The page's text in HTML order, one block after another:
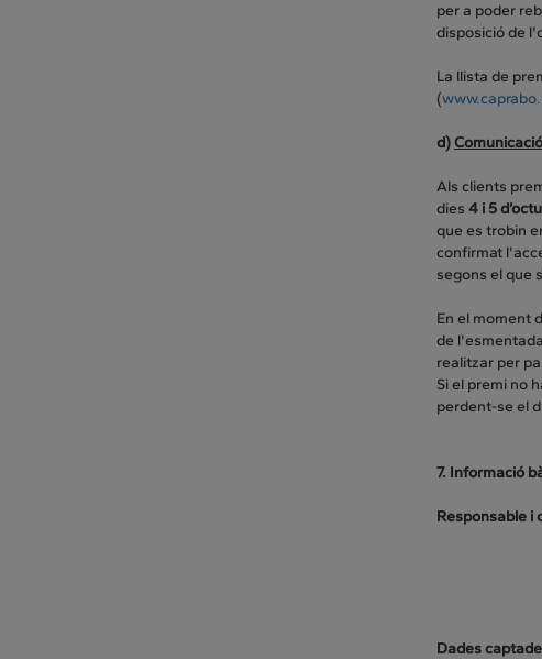
per a poder
disposició de
La llista de
(
d)
Als clients
dies 4 i 5
que es trobin
confirmat
segons el que
En el moment
de
realitzar per
Si el premi no
perdent-se el
7. Informació
Responsable i
Dades